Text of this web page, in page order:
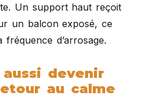
Un support haut reçoit
un balcon exposé, ce
d’arrosage.
devenir
au calme